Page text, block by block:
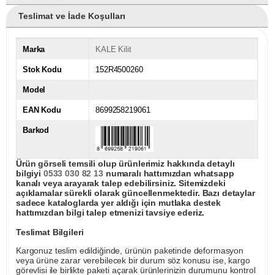
Teslimat ve İade Koşulları
Marka KALE Kilit
Stok Kodu 152R4500260
Model
EAN Kodu 8699258219061
Barkod
Ürün görseli temsili olup ürünlerimiz hakkında detaylı
bilgiyi 0533 030 82 13numaralı hattımızdan whatsapp
kanalı veya arayarak talep edebilirsiniz. Sitemizdeki
açıklamalar sürekli olarak güncellenmektedir. Bazı detaylar
sadece kataloglarda yer aldığı için mutlaka destek
hattımızdan bilgi talep etmenizi tavsiye ederiz.
Teslimat Bilgileri
Kargonuz teslim edildiğinde, ürünün paketinde deformasyon
veya ürüne zarar verebilecek bir durum söz konusu ise, kargo
görevlisi ile birlikte paketi açarak ürünlerinizin durumunu kontrol